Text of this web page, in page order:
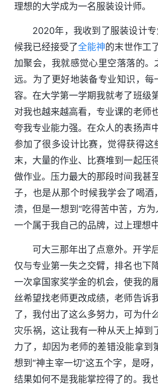
理想的大学成为一名服装设计师。
2020年，我收到了服装设计
候我已经接受了全能神的末世作工
加聚会，我就感觉心里空落落的
远。为了更好地装备专业知识，
容。在大学第一学期我就考了班级
对我也越来越高看，专业课的老师
夸我专业能力强。在众人的表扬声
参加了很多设计比赛，觉得获得
末，大量的作业、比赛堆到一起压
做作业。压力最大的那段时间我甚
子，也是从那个时候我学会了喝
溃，但是一想到“吃得苦中苦，方
一个属于我自己的品牌，过上理想
可大三那年出了点意外。开学
仅与专业第一失之交臂，排名也下
一次拿国家奖学金的机会，使我的
丝希望找老师更改成绩，老师告诉
了，我付出了这么多努力，可为什
灾乐祸，这让我有一种从天上掉
力了，却因为老师的差错没能拿到
想到“神主宰一切”这五个字，是呀
结果如何不是我能掌控得了的。我